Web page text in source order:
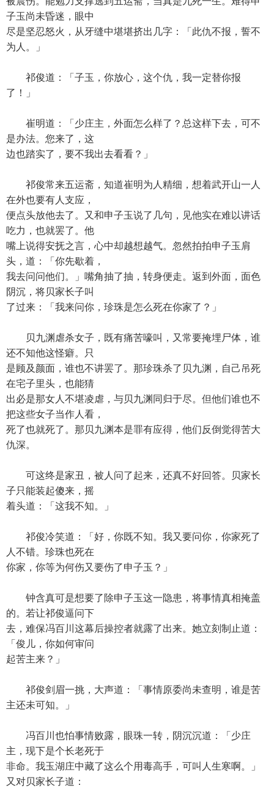
子玉尚未昏迷，眼中
尽是坚忍怒火，从牙缝中堪堪挤出几字：「此仇不报，誓不
为人。」
祁俊道：「子玉，你放心，这个仇，我一定替你报
了！」
崔明道：「少庄主，外面怎么样了？总这样下去，可不
是办法。您来了，这
边也踏实了，要不我出去看看？」
祁俊常来五运斋，知道崔明为人精细，想着武开山一人
在外也要有人支应，
便点头放他去了。又和申子玉说了几句，见他实在难以讲话
吃力，也就罢了。他
嘴上说得安抚之言，心中却越想越气。忽然拍拍申子玉肩
头，道：「你先歇着，
我去问问他们。」嘴角抽了抽，转身便走。返到外面，面色
阴沉，将贝家长子叫
了过来：「我来问你，珍珠是怎么死在你家了？」
贝九渊虐杀女子，既有痛苦嚎叫，又常要掩埋尸体，谁
还不知他这怪癖。只
是顾及颜面，谁也不讲罢了。那珍珠杀了贝九渊，自己吊死
在宅子里头，也能猜
出必是那女人不堪凌虐，与贝九渊同归于尽。但他们谁也不
把这些女子当作人看，
死了也就死了。那贝九渊本是罪有应得，他们反倒觉得苦大
仇深。
可这终是家丑，被人问了起来，还真不好回答。贝家长
子只能装起傻来，摇
着头道：「这我不知。」
祁俊冷笑道：「好，你既不知。我又要问你，你家死了
人不错。珍珠也死在
你家，你等为何伤又要伤了申子玉？」
钟含真可是想要了除申子玉这一隐患，将事情真相掩盖
的。若让祁俊逼问下
去，难保冯百川这幕后操控者就露了出来。她立刻制止道：
「俊儿，你如何审问
起苦主来？」
祁俊剑眉一挑，大声道：「事情原委尚未查明，谁是苦
主还未可知。」
冯百川也怕事情败露，眼珠一转，阴沉沉道：「少庄
主，现下是个长老死于
非命。我玉湖庄中藏了这么个用毒高手，可叫人生寒啊。」
又对贝家长子道：